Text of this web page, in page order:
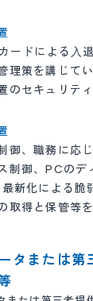
ードによる⼊
理策を講じて
のセキュリテ
御、職務に応
制御、PCのデ
新化による脆
取得と保管等
タまたは第